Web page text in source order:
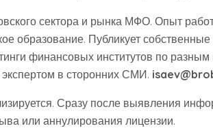
сектора и рынка МФО. Опыт
образование. Публикует собственные
финансовых институтов по разным
в сторонних СМИ.
Сразу после выявления
или аннулирования лицензии.